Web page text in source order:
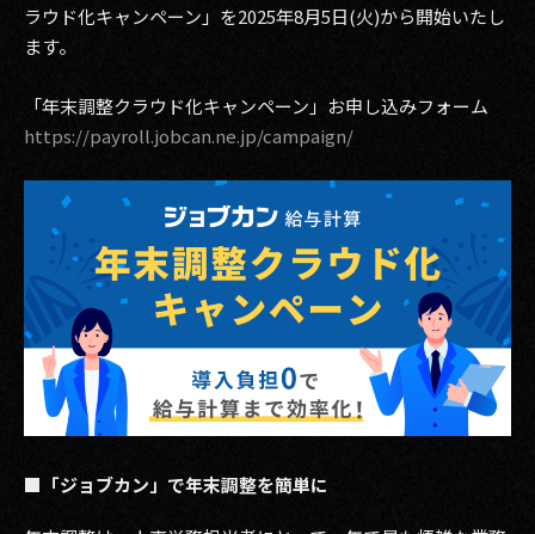
タテドラ
2025
2024
2023
2022
2021
PRIVACY POLICY
ラウド化キャンペーン」を2025年8月5日(火)から開始いたし
ます。
「年末調整クラウド化キャンペーン」お申し込みフォーム
https://payroll.jobcan.ne.jp/campaign/
■「ジョブカン」で年末調整を簡単に